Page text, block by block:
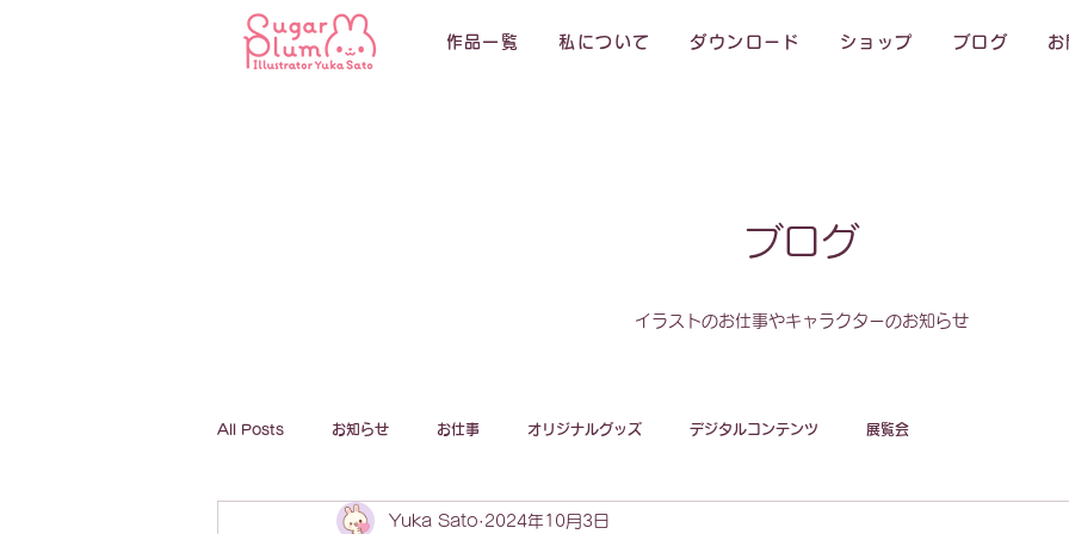
作品一覧 私について ダウンロード ショップ ブログ
ブログ
イラストのお仕事やキャラクターのお知らせ
All Posts お知らせ お仕事 オリジナルグッズ デジタルコンテンツ 展覧会
Yuka Sato 2024年10月3日